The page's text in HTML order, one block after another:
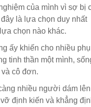
của mình vì sợ bị
là lựa chọn duy nhất
chọn nào khác.
ấy khiến cho nhiều
tinh thần một mình,
cô đơn.
nhiều người dám
định kiến và khẳng